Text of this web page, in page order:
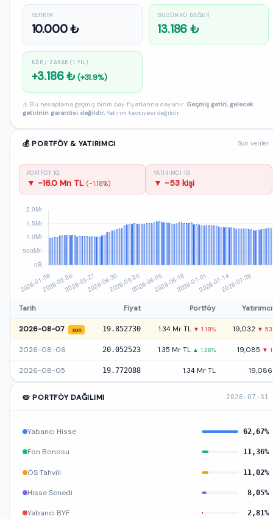
YATIRIM
10.000 ₺
BUGÜNKÜ DEĞER
13.186 ₺
KÂR / ZARAR (1 YIL)
+3.186 ₺(+31.9%)
⚠️ Bu hesaplama geçmiş birim pay fiyatlarına dayanır. Geçmiş getiri, gelecek
getirinin garantisi değildir. Yatırım tavsiyesi değildir.
💰 PORTFÖY & YATIRIMCI Son veriler
PORTFÖY 1G
▼ -16.0 Mn TL (-1.18%)
YATIRIMCI 1G
▼ -53 kişi
Tarih Fiyat Portföy Yatırımcı
2026-08-07 son 19.852730 1.34 Mr TL ▼ 1.18% 19,032 ▼ 53
2026-08-06 20.052523 1.35 Mr TL ▲ 1.26% 19,085 ▼ 1
2026-08-05 19.772088 1.34 Mr TL 19,086
🥧 PORTFÖY DAĞILIMI 2026-07-31
Yabancı Hisse 62,67%
Fon Bonosu 11,36%
ÖS Tahvili 11,02%
Hisse Senedi 8,05%
Yabancı BYF 2,81%